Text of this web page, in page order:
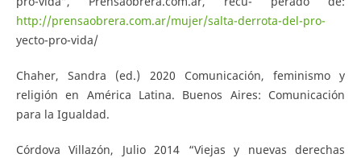
http://prensaobrera.com.ar/mujer/salta-derrota-del-pro-
yecto-pro-vida/
Chaher, Sandra (ed.) 2020 Comunicación, feminismo y
religión en América Latina. Buenos Aires: Comunicación
para la Igualdad.
Córdova Villazón, Julio 2014 “Viejas y nuevas derechas